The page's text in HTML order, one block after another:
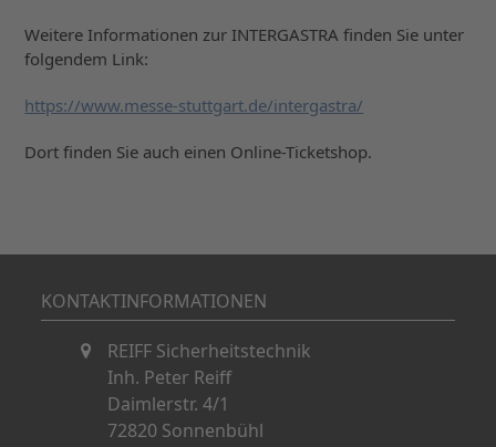
Weitere Informationen zur INTERGASTRA finden Sie unter
folgendem Link:
https://www.messe-stuttgart.de/intergastra/
Dort finden Sie auch einen Online-Ticketshop.
KONTAKTINFORMATIONEN
REIFF Sicherheitstechnik
Inh. Peter Reiff
Daimlerstr. 4/1
72820 Sonnenbühl